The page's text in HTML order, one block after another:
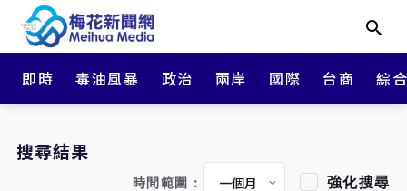
即時 毒油風暴 政治 兩岸 國際 台商 綜
搜尋結果
時間範圍： 強化搜尋